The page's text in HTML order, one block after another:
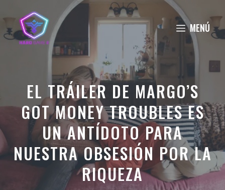
al
contenido
MENÚ
EL TRÁILER DE MARGO’S
GOT MONEY TROUBLES ES
UN ANTÍDOTO PARA
NUESTRA OBSESIÓN POR LA
RIQUEZA